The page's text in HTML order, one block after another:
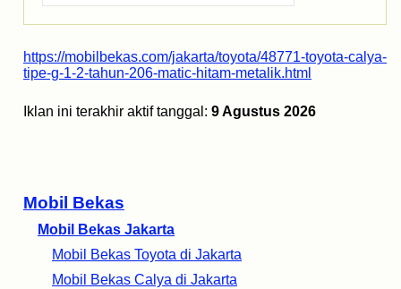
Mobil Bekas
Mobil Bekas Jakarta
Mobil Bekas Toyota di Jakarta
Mobil Bekas Calya di Jakarta
https://mobilbekas.com/jakarta/toyota/48771-toyota-calya-
tipe-g-1-2-tahun-206-matic-hitam-metalik.html
Iklan ini terakhir aktif tanggal: 9 Agustus 2026